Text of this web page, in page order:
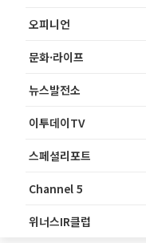
오피니언
문화·라이프
뉴스발전소
이투데이TV
스페셜리포트
Channel 5
위너스IR클럽